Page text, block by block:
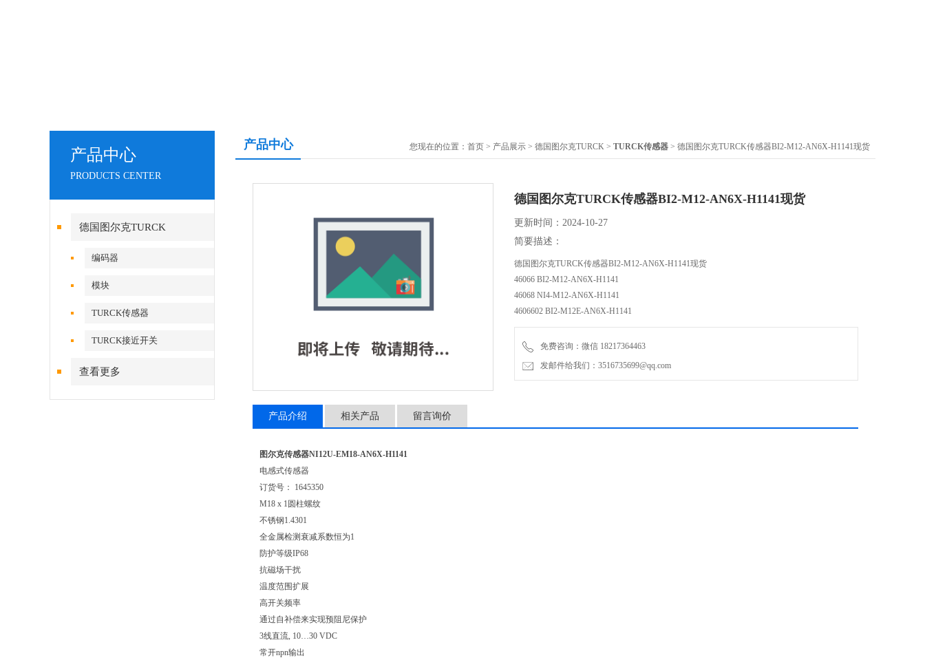
产品中心
PRODUCTS CENTER
德国图尔克TURCK
编码器
模块
TURCK传感器
TURCK接近开关
查看更多
产品中心 您现在的位置： 首页 > 产品展示 > 德国图尔克TURCK > TURCK传感器 > 德国图尔克TURCK传感器BI2-M12-AN6X-H1141现货
德国图尔克TURCK传感器BI2-M12-AN6X-H1141现货
更新时间：2024-10-27
简要描述：
德国图尔克TURCK传感器BI2-M12-AN6X-H1141现货
46066 BI2-M12-AN6X-H1141
46068 NI4-M12-AN6X-H1141
4606602 BI2-M12E-AN6X-H1141
46065 BI2-M12-AP6X-H1141
免费咨询：微信 18217364463
发邮件给我们：3516735699@qq.com
产品介绍 相关产品 留言询价
图尔克传感器NI12U-EM18-AN6X-H1141
电感式传感器
订货号： 1645350
M18 x 1圆柱螺纹
不锈钢1.4301
全金属检测衰减系数恒为1
防护等级IP68
抗磁场干扰
温度范围扩展
高开关频率
通过自补偿来实现预阻尼保护
3线直流, 10…30 VDC
常开npn输出